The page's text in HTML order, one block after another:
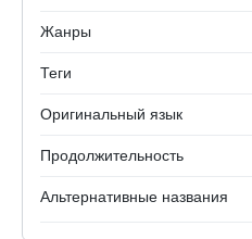
Жанры
Теги
Оригинальный язык
Продолжительность
Альтернативные названия